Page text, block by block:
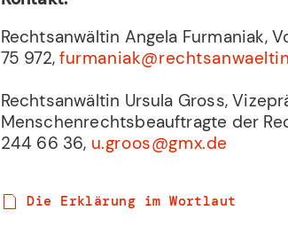
Rechtsanwältin Angela Furmaniak,
75 972,
Rechtsanwältin Ursula Gross,
Menschenrechtsbeauftragte der
244 66 36, u.groos@gmx.de
Die Erklärung im Wortlaut